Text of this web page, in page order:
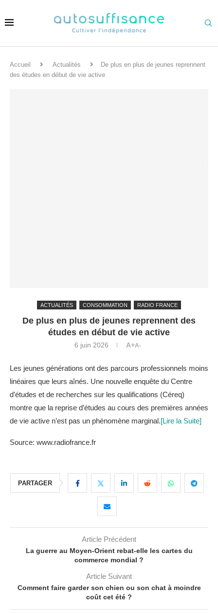
Accueil Actualités
De plus en plus de jeunes reprennent
des études en début de vie active
ACTUALITÉS CONSOMMATION RADIO FRANCE
De plus en plus de jeunes reprennent des
études en début de vie active
6 juin 2026 A+A-
Les jeunes générations ont des parcours professionnels moins
linéaires que leurs aînés. Une nouvelle enquête du Centre
d’études et de recherches sur les qualifications (Céreq)
montre que la reprise d’études au cours des premières années
de vie active n’est pas un phénomène marginal.[Lire la Suite]
Source: www.radiofrance.fr
PARTAGER
Article Précédent
La guerre au Moyen-Orient rebat-elle les cartes du
commerce mondial ?
Article Suivant
Comment faire garder son chien ou son chat à moindre
coût cet été ?